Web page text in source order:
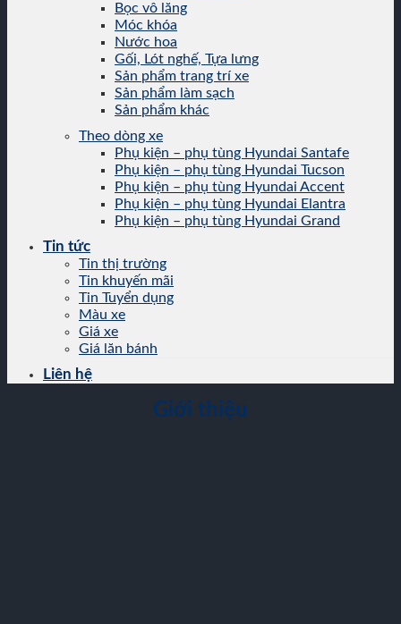
Bọc vô lăng
Móc khóa
Nước hoa
Gối, Lót nghế, Tựa lưng
Sản phẩm trang trí xe
Sản phẩm làm sạch
Sản phẩm khác
Theo dòng xe
Phụ kiện – phụ tùng Hyundai Santafe
Phụ kiện – phụ tùng Hyundai Tucson
Phụ kiện – phụ tùng Hyundai Accent
Phụ kiện – phụ tùng Hyundai Elantra
Phụ kiện – phụ tùng Hyundai Grand
Tin tức
Tin thị trường
Tin khuyến mãi
Tin Tuyển dụng
Màu xe
Giá xe
Giá lăn bánh
Liên hệ
Giới thiệu